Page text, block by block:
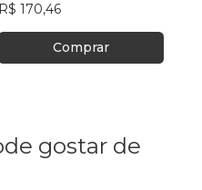
R$ 170,46
Comprar
gostar de